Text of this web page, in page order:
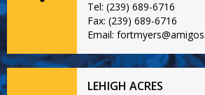
Tel: (239) 689-6716
Fax: (239) 689-6716
Email:
LEHIGH ACRES